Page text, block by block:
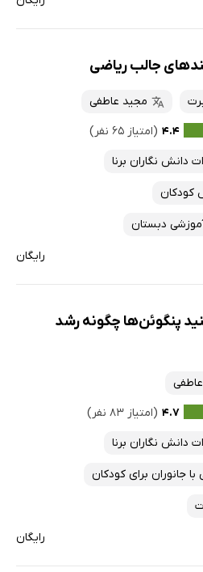
جالب ریاضی
مجید عاطفی
۴.۴ (امتیاز ۶۵ نفر)
دانش نگاران برنا
کودکان
دبستان
رایگان
پنگوئن‌ها چگونه رشد
۴.۷ (امتیاز ۸۳ نفر)
دانش نگاران برنا
با جانوران برای کودکان
رایگان